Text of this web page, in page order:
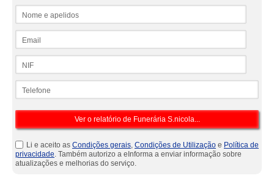
Li e aceito as Condições gerais, Condições de Utilização e Política de
privacidade. Também autorizo a eInforma a enviar informação sobre
atualizações e melhorias do serviço.